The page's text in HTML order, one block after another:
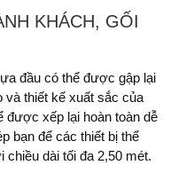
KHÁCH, GỐI
đầu có thể được gập lại
và thiết kế xuất sắc của
được xếp lại hoàn toàn dễ
bạn để các thiết bị thể
dài tối đa 2,50 mét.